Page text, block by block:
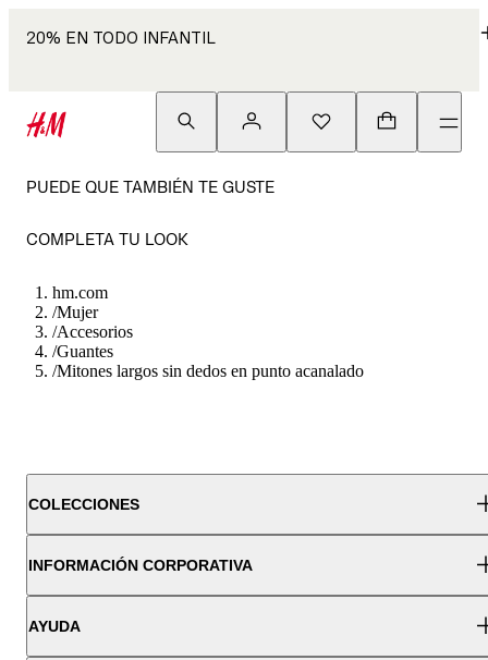
20% EN TODO INFANTIL
PUEDE QUE TAMBIÉN TE GUSTE
COMPLETA TU LOOK
hm.com
/Mujer
/Accesorios
/Guantes
/Mitones largos sin dedos en punto acanalado
COLECCIONES
INFORMACIÓN CORPORATIVA
AYUDA